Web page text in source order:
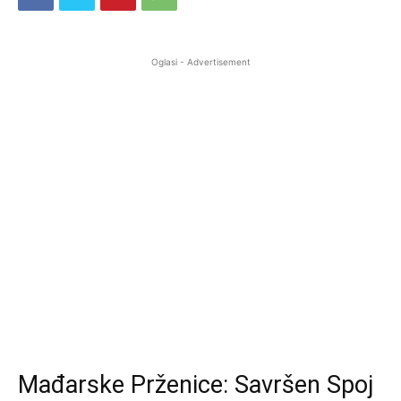
Oglasi - Advertisement
Mađarske Prženice: Savršen Spoj